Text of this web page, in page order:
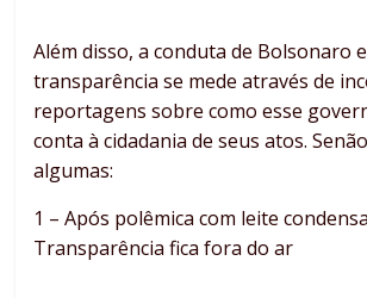
Além disso, a conduta de Bolsonaro
transparência se mede através de
reportagens sobre como esse
conta à cidadania de seus atos.
algumas:
1 – Após polêmica com leite
Transparência fica fora do ar